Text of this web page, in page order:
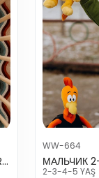
UNISEX BEBEK 1-12 AY JAKARLI ŞORTLU TAKIM
WW-664
МАЛЬЧИК
2-3-4-5 YAŞ